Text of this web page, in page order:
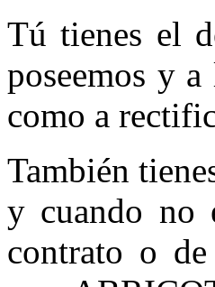
Tú tienes el
poseemos y
como a
También
y cuando no
contrato o